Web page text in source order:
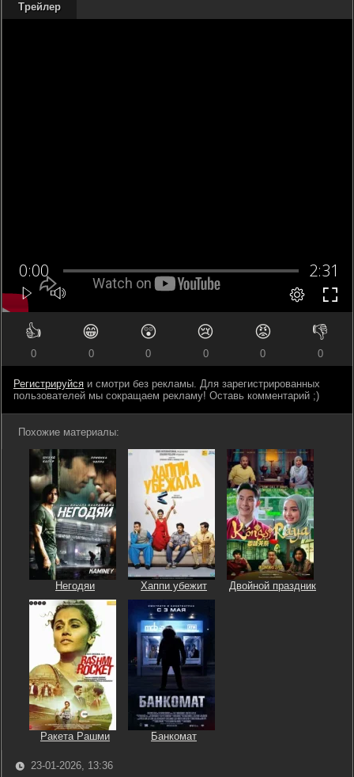
Трейлер
👍
0
😁
0
😲
0
😢
0
😡
0
👎
0
Регистрируйся и смотри без рекламы. Для зарегистрированных
пользователей мы сокращаем рекламу! Оставь комментарий ;)
Похожие материалы:
Негодяи Хаппи убежит Двойной праздник
Ракета Рашми Банкомат
23-01-2026, 13:36